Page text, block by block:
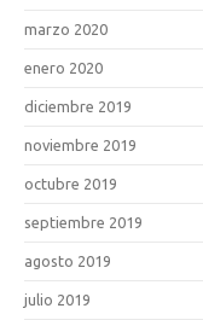
marzo 2020
enero 2020
diciembre 2019
noviembre 2019
octubre 2019
septiembre 2019
agosto 2019
julio 2019